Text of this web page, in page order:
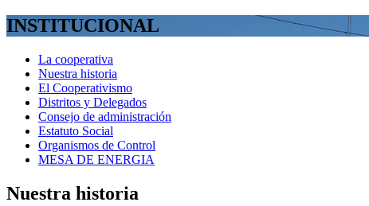
INSTITUCIONAL
La cooperativa
Nuestra historia
El Cooperativismo
Distritos y Delegados
Consejo de administración
Estatuto Social
Organismos de Control
MESA DE ENERGIA
Nuestra historia